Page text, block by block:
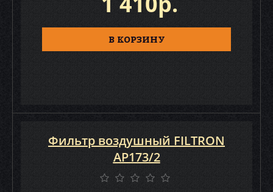
В КОРЗИНУ
Фильтр воздушный FILTRON
AP173/2